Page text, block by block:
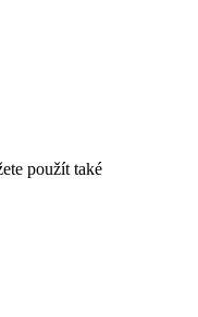
použít také